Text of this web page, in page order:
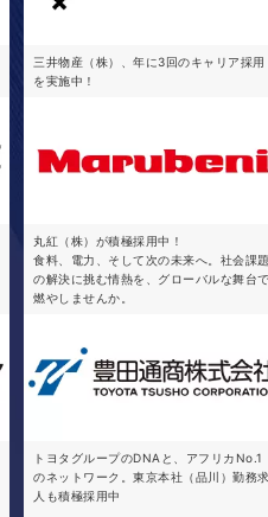
三井物産（株）、年に3回のキャリア採用
を実施中！
丸紅（株）が積極採用中！
食料、電力、そして次の未来へ。社会課
の解決に挑む情熱を、グローバルな舞台
燃やしませんか。
トヨタグループのDNAと、アフリカNo.1
のネットワーク。東京本社（品川）勤務
人も積極採用中